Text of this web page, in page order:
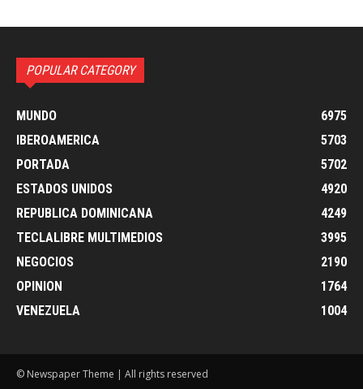
POPULAR CATEGORY
MUNDO
6975
IBEROAMERICA
5703
PORTADA
5702
ESTADOS UNIDOS
4920
REPUBLICA DOMINICANA
4249
TECLALIBRE MULTIMEDIOS
3995
NEGOCIOS
2190
OPINION
1764
VENEZUELA
1004
© Newspaper Theme | All rights reserved